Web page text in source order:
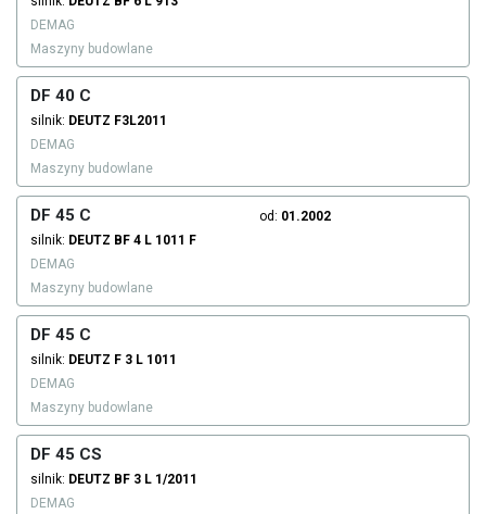
DEMAG
Maszyny budowlane
DF 40 C
silnik: DEUTZ F3L2011
DEMAG
Maszyny budowlane
DF 45 C od: 01.2002
silnik: DEUTZ BF 4 L 1011 F
DEMAG
Maszyny budowlane
DF 45 C
silnik: DEUTZ F 3 L 1011
DEMAG
Maszyny budowlane
DF 45 CS
silnik: DEUTZ BF 3 L 1/2011
DEMAG